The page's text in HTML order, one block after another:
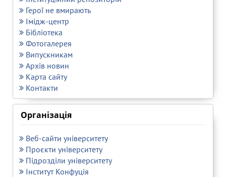
Герої не вмирають
Імідж-центр
Бібліотека
Фотогалерея
Випускникам
Архів новин
Карта сайту
Контакти
Організація
Веб-сайти університету
Проєкти університету
Підрозділи університету
Інститут Конфуція